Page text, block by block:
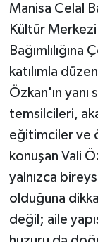
Manisa Celal
Kültür
katılımla
Özkan'ın yanı
temsilcileri,
eğitimciler ve
konuşan Vali
yalnızca
olduğuna
değil; aile